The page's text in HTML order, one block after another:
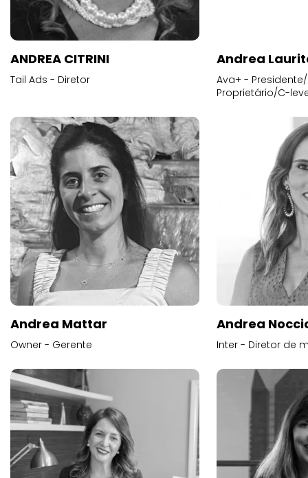
ANDREA CITRINI
Tail Ads - Diretor
Andrea
Ava+ -
Proprietário/C-
Andrea Mattar
Owner - Gerente
Andrea
Inter - Diretor de